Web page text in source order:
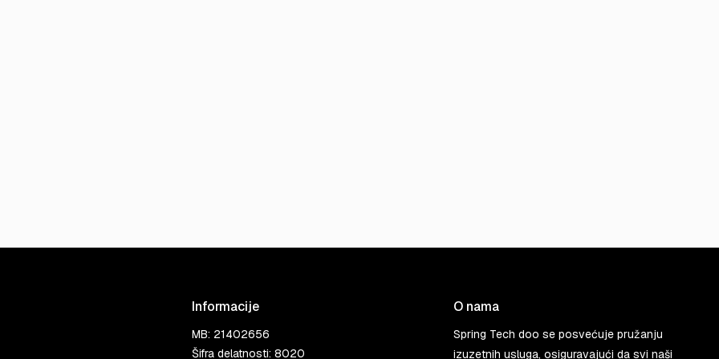
Informacije
MB: 21402656
Šifra delatnosti: 8020
O nama
Spring Tech doo se posvećuje pružanju
izuzetnih usluga, osiguravajući da svi naši